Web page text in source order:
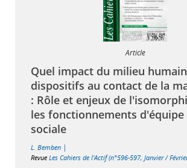
Article
Quel impact du milieu
dispositifs au contact de la
: Rôle et enjeux de
les fonctionnements d'équipe
sociale
L. Bemben |
Revue Les Cahiers de l'Actif (n°596-597, Janvier /